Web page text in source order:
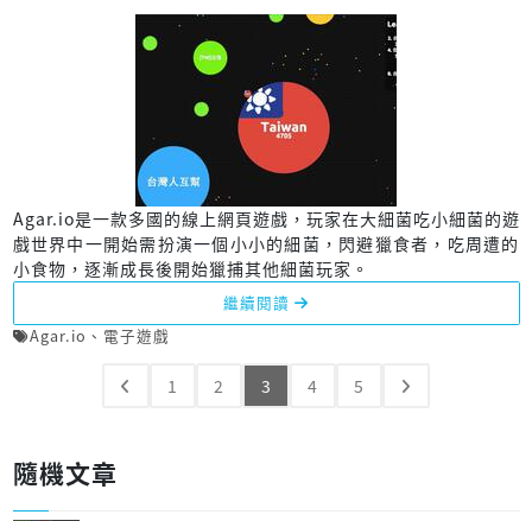
Agar.io是一款多國的線上網頁遊戲，玩家在大細菌吃小細菌的遊
戲世界中一開始需扮演一個小小的細菌，閃避獵食者，吃周遭的
小食物，逐漸成長後開始獵捕其他細菌玩家。
繼續閱讀
Agar.io 、 電子遊戲
1 2 3 4 5
隨機文章